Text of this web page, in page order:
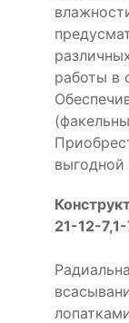
работы в
21-12-